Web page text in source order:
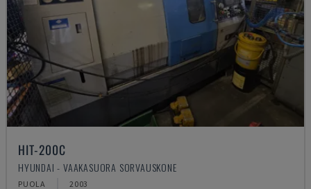
HIT-200C
HYUNDAI - VAAKASUORA SORVAUSKONE
PUOLA 2003